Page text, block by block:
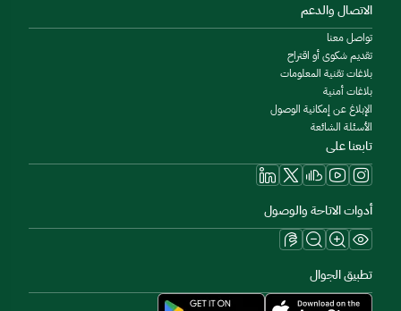
الاتصال والدعم
تواصل معنا
تقديم شكوى أو اقتراح
بلاغات تقنية المعلومات
بلاغات أمنية
الإبلاغ عن إمكانية الوصول
الأسئلة الشائعة
تابعنا على
أدوات الاتاحة والوصول
تطبيق الجوال